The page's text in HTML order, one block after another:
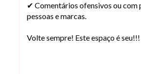
✔ Comentários ofensivos ou com
pessoas e marcas.
Volte sempre! Este espaço é seu!!!